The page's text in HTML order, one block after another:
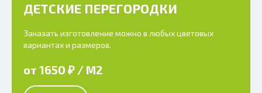
ДЕТСКИЕ ПЕРЕГОРОДКИ
Заказать изготовление можно в любых цветовых
вариантах и размеров.
от 1650 ₽ / М2